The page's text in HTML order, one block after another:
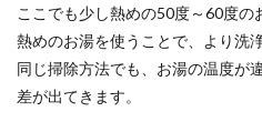
ここでも少し熱めの50度～60度の
熱めのお湯を使うことで、より洗
同じ掃除方法でも、お湯の温度が
差が出てきます。